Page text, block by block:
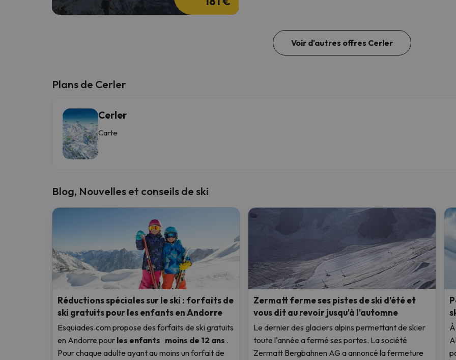
Voir d'autres offres Cerler
Plans de Cerler
Cerler
Carte
Blog, Nouvelles et conseils de ski
Réductions spéciales sur le ski : forfaits de
ski gratuits pour les enfants en Andorre
Esquiades.com propose des forfaits de ski gratuits
en Andorre pour les enfants moins de 12 ans .
Pour chaque adulte ayant au moins un forfait de
Zermatt ferme ses pistes de ski d'été et
vous dit au revoir jusqu'à l'automne
Le dernier des glaciers alpins permettant de skier
toute l'année a fermé ses portes. La société
Zermatt Bergbahnen AG a annoncé la fermeture